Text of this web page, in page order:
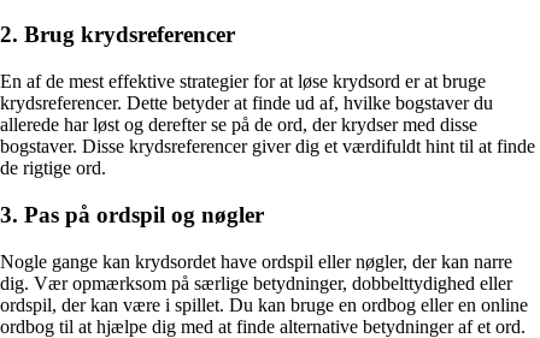
2. Brug krydsreferencer
En af de mest effektive strategier for at løse krydsord er at bruge
krydsreferencer. Dette betyder at finde ud af, hvilke bogstaver du
allerede har løst og derefter se på de ord, der krydser med disse
bogstaver. Disse krydsreferencer giver dig et værdifuldt hint til at finde
de rigtige ord.
3. Pas på ordspil og nøgler
Nogle gange kan krydsordet have ordspil eller nøgler, der kan narre
dig. Vær opmærksom på særlige betydninger, dobbelttydighed eller
ordspil, der kan være i spillet. Du kan bruge en ordbog eller en online
ordbog til at hjælpe dig med at finde alternative betydninger af et ord.